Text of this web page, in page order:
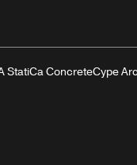
StatiCa ConcreteCype